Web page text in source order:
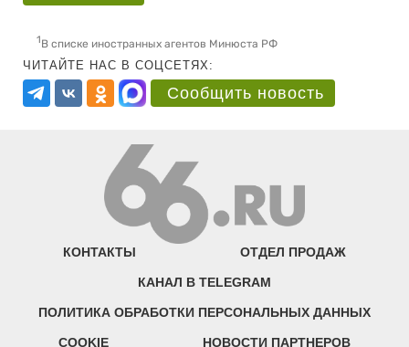
1В списке иностранных агентов Минюста РФ
ЧИТАЙТЕ НАС В СОЦСЕТЯХ:
Сообщить новость
КОНТАКТЫ ОТДЕЛ ПРОДАЖ
КАНАЛ В TELEGRAM
ПОЛИТИКА ОБРАБОТКИ ПЕРСОНАЛЬНЫХ ДАННЫХ
COOKIE НОВОСТИ ПАРТНЕРОВ